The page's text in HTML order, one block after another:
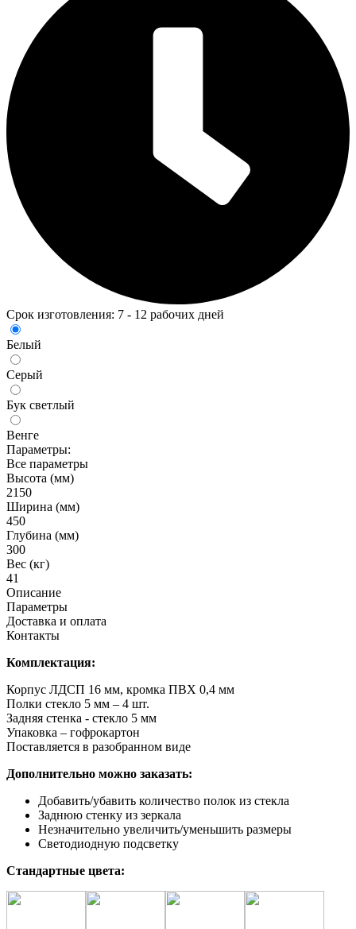
Срок изготовления: 7 - 12 рабочих дней
Белый
Серый
Бук светлый
Венге
Параметры:
Все параметры
Высота (мм)
2150
Ширина (мм)
450
Глубина (мм)
300
Вес (кг)
41
Описание
Параметры
Доставка и оплата
Контакты
Комплектация:
Корпус ЛДСП 16 мм, кромка ПВХ 0,4 мм
Полки стекло 5 мм – 4 шт.
Задняя стенка - стекло 5 мм
Упаковка – гофрокартон
Поставляется в разобранном виде
Дополнительно можно заказать:
Добавить/убавить количество полок из стекла
Заднюю стенку из зеркала
Незначительно увеличить/уменьшить размеры
Светодиодную подсветку
Стандартные цвета: